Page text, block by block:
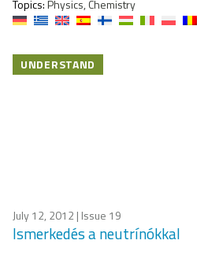
Topics:Physics, Chemistry
UNDERSTAND
July 12, 2012| Issue 19
Ismerkedés a neutrínókkal